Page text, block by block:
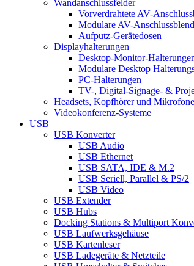
Wandanschlussfelder
Vorverdrahtete AV-
Modulare AV-
Aufputz-Gerätedosen
Displayhalterungen
Desktop-Monitor-
Modulare Desktop
PC-Halterungen
TV-, Digital-Signage- &
Headsets, Kopfhörer und Mikrofone
Videokonferenz-Systeme
USB
USB Konverter
USB Audio
USB Ethernet
USB SATA, IDE & M.2
USB Seriell, Parallel & PS/2
USB Video
USB Extender
USB Hubs
Docking Stations & Multiport
USB Laufwerksgehäuse
USB Kartenleser
USB Ladegeräte & Netzteile